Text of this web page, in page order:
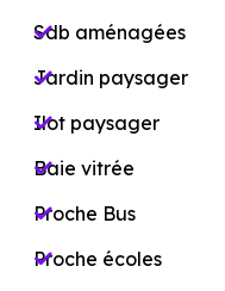
Sdb aménagées
Jardin paysager
Ilot paysager
Baie vitrée
Proche Bus
Proche écoles